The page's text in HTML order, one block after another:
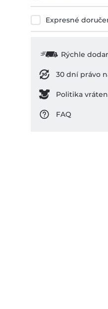
Expresné
Rýchle
30 dní právo
Politika
FAQ